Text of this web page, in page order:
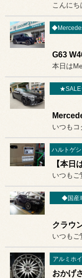
こんにち
G63
本日は
いつもご
◆国産
いつもご
アルミホ